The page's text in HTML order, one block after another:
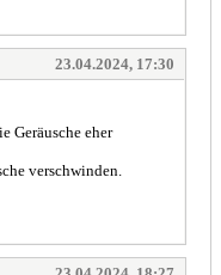
23.04.2024, 17:30
Geräusche eher
verschwinden.